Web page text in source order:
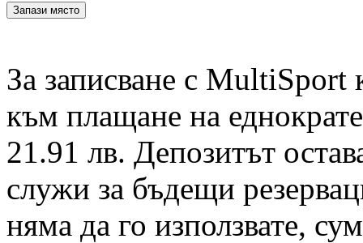
За записване с MultiSport
към плащане на
21.91 лв. Депозитът
служи за бъдещи
няма да го използвате,